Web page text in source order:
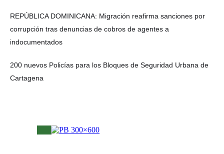
REPÚBLICA DOMINICANA: Migración reafirma sanciones por
corrupción tras denuncias de cobros de agentes a
indocumentados
200 nuevos Policías para los Bloques de Seguridad Urbana de
Cartagena